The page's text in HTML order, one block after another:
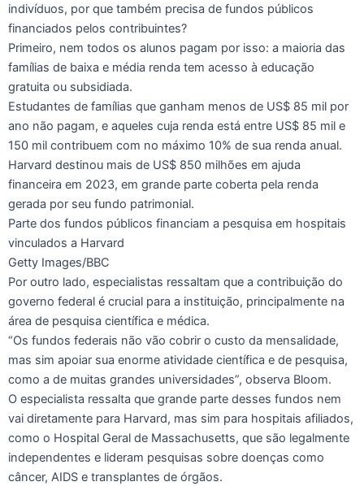
indivíduos, por que também precisa de fundos públicos
financiados pelos contribuintes?
Primeiro, nem todos os alunos pagam por isso: a maioria das
famílias de baixa e média renda tem acesso à educação
gratuita ou subsidiada.
Estudantes de famílias que ganham menos de US$ 85 mil por
ano não pagam, e aqueles cuja renda está entre US$ 85 mil e
150 mil contribuem com no máximo 10% de sua renda anual.
Harvard destinou mais de US$ 850 milhões em ajuda
financeira em 2023, em grande parte coberta pela renda
gerada por seu fundo patrimonial.
Parte dos fundos públicos financiam a pesquisa em hospitais
vinculados a Harvard
Getty Images/BBC
Por outro lado, especialistas ressaltam que a contribuição do
governo federal é crucial para a instituição, principalmente na
área de pesquisa científica e médica.
“Os fundos federais não vão cobrir o custo da mensalidade,
mas sim apoiar sua enorme atividade científica e de pesquisa,
como a de muitas grandes universidades”, observa Bloom.
O especialista ressalta que grande parte desses fundos nem
vai diretamente para Harvard, mas sim para hospitais afiliados,
como o Hospital Geral de Massachusetts, que são legalmente
independentes e lideram pesquisas sobre doenças como
câncer, AIDS e transplantes de órgãos.